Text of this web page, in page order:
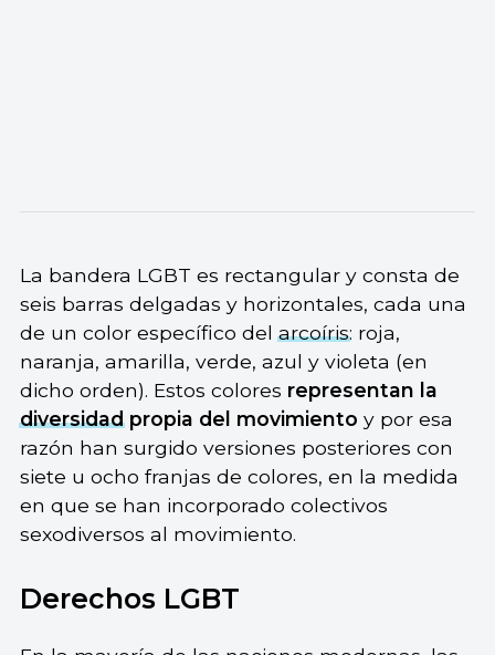
La bandera LGBT es rectangular y consta de
seis barras delgadas y horizontales, cada una
de un color específico delarcoíris: roja,
naranja, amarilla, verde, azul y violeta (en
dicho orden). Estos colores representan la
diversidadpropia del movimiento y por esa
razón han surgido versiones posteriores con
siete u ocho franjas de colores, en la medida
en que se han incorporado colectivos
sexodiversos al movimiento.
Derechos LGBT